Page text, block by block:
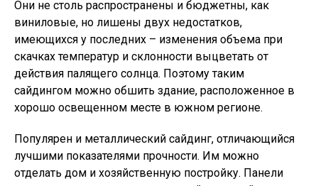
Они не столь распространены и бюджетны, как
виниловые, но лишены двух недостатков,
имеющихся у последних – изменения объема при
скачках температур и склонности выцветать от
действия палящего солнца. Поэтому таким
сайдингом можно обшить здание, расположенное в
хорошо освещенном месте в южном регионе.
Популярен и металлический сайдинг, отличающийся
лучшими показателями прочности. Им можно
отделать дом и хозяйственную постройку. Панели